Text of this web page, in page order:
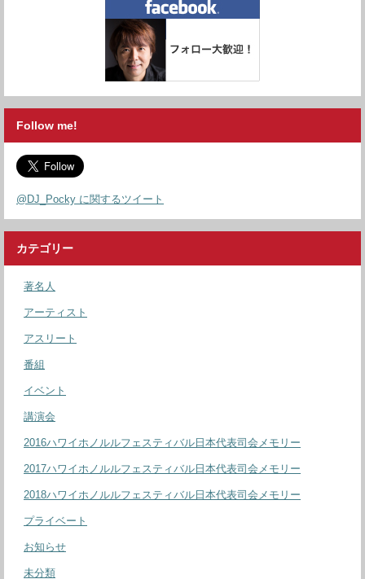
Follow me!
@DJ_Pocky に関するツイート
カテゴリー
著名人
アーティスト
アスリート
番組
イベント
講演会
2016ハワイホノルルフェスティバル日本代表司会メモリー
2017ハワイホノルルフェスティバル日本代表司会メモリー
2018ハワイホノルルフェスティバル日本代表司会メモリー
プライベート
お知らせ
未分類